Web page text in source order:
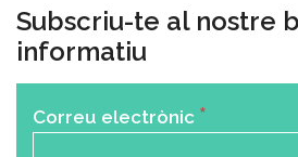
Subscriu-te al nostre
informatiu
Correu electrònic *